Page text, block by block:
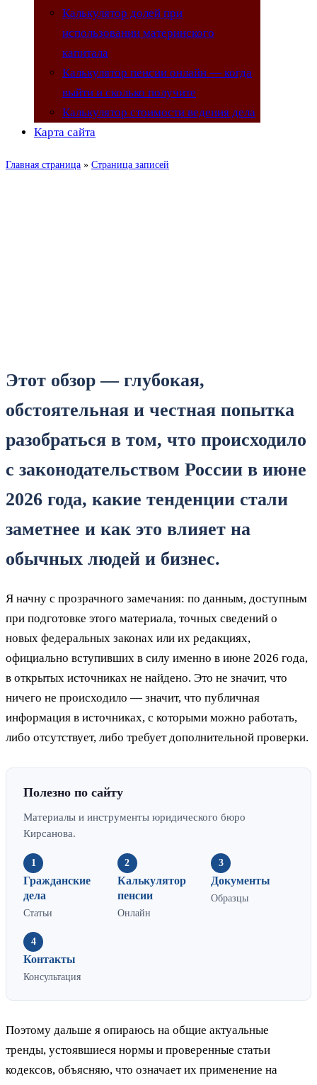
Калькулятор долей при
использовании материнского
капитала
Калькулятор пенсии онлайн — когда
выйти и сколько получите
Калькулятор стоимости ведения дела
Карта сайта
Главная страница » Страница записей
Этот обзор — глубокая,
обстоятельная и честная попытка
разобраться в том, что происходило
с законодательством России в июне
2026 года, какие тенденции стали
заметнее и как это влияет на
обычных людей и бизнес.
Я начну с прозрачного замечания: по данным, доступным
при подготовке этого материала, точных сведений о
новых федеральных законах или их редакциях,
официально вступивших в силу именно в июне 2026 года,
в открытых источниках не найдено. Это не значит, что
ничего не происходило — значит, что публичная
информация в источниках, с которыми можно работать,
либо отсутствует, либо требует дополнительной проверки.
Полезно по сайту
Материалы и инструменты юридического бюро
Кирсанова.
1
Гражданские
дела
Статьи
2
Калькулятор
пенсии
Онлайн
3
Документы
Образцы
4
Контакты
Консультация
Поэтому дальше я опираюсь на общие актуальные
тренды, устоявшиеся нормы и проверенные статьи
кодексов, объясняю, что означает их применение на